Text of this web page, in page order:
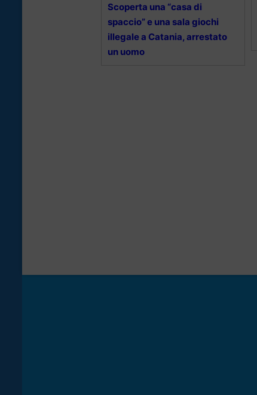
Scoperta una “casa di
spaccio” e una sala giochi
illegale a Catania, arrestato
un uomo